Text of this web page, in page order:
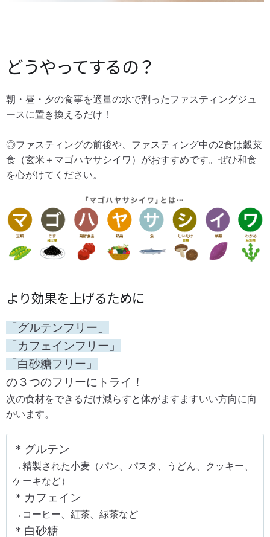
どうやってするの？
朝・昼・夕の食事を適量の水で割ったファスティングジュ
ースに置き換えるだけ！
◎ファスティングの前後や、ファスティング中の2食は穀菜
食（玄米＋マゴハヤサシイワ）がおすすめです。ぜひ和食
を心がけてください。
より効果を上げるために
「グルテンフリー」
「カフェインフリー」
「白砂糖フリー」
の３つのフリーにトライ！
次の食材をできるだけ減らすと体がますますいい方向に向
かいます。
＊グルテン
→精製された小麦（パン、パスタ、うどん、クッキー、
ケーキなど）
＊カフェイン
→コーヒー、紅茶、緑茶など
＊白砂糖